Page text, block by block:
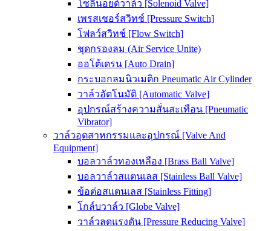
โซลินอยด์วาล์ว [Solenoid Valve]
เพรสเชอร์สวิทช์ [Pressure Switch]
โฟลว์สวิทช์ [Flow Switch]
ชุดกรองลม (Air Service Unite)
ออโต้เดรน [Auto Drain]
กระบอกลมนิวเมติก Pneumatic Air Cylinder
วาล์วอัตโนมัติ [Automatic Valve]
อุปกรณ์สร้างความสั่นสะเทือน [Pneumatic
Vibrator]
วาล์วอุตสาหกรรมและอุปกรณ์ [Valve And
Equipment]
บอลวาล์วทองเหลือง [Brass Ball Valve]
บอลวาล์วสแตนเลส [Stainless Ball Valve]
ข้อต่อสแตนเลส [Stainless Fitting]
โกล์บวาล์ว [Globe Valve]
วาล์วลดแรงดัน [Pressure Reducing Valve]